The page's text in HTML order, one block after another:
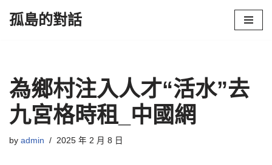
孤島的對話
為鄉村注入人才“活水”去
九宮格時租_中國網
by admin 2025 年 2 月 8 日